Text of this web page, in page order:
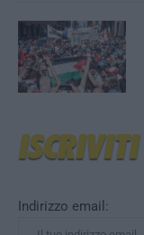
Indirizzo email: